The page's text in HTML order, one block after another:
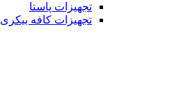
تجهیزات پاستا
تجهیزات کافه بیکری